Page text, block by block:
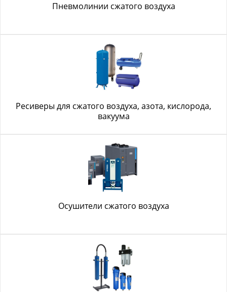
Пневмолинии сжатого воздуха
Ресиверы для сжатого воздуха, азота, кислорода,
вакуума
Осушители сжатого воздуха